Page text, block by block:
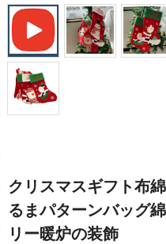
クリスマスギフト布
るまパターンバッグ
リー暖炉の装飾